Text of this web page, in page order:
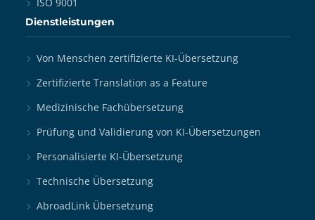
Dienstleistungen
Von Menschen zertifizierte KI-Übersetzung
Zertifizierte Translation as a Feature
Medizinische Fachübersetzung
Prüfung und Validierung von KI-Übersetzungen
Personalisierte KI-Übersetzung
Technische Übersetzung
AbroadLink Übersetzung